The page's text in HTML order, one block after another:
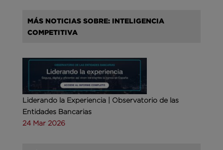
MÁS NOTICIAS SOBRE: INTELIGENCIA
COMPETITIVA
Liderando la Experiencia | Observatorio de las
Entidades Bancarias
24 Mar 2026